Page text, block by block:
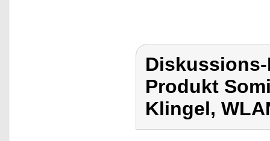
Produkt
Klingel,